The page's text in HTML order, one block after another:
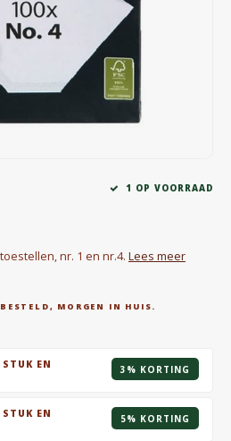
1 OP VOORRAAD
nr. 1 en nr.4. Lees meer
MORGEN IN HUIS.
STUK EN
3% KORTING
STUK EN
5% KORTING